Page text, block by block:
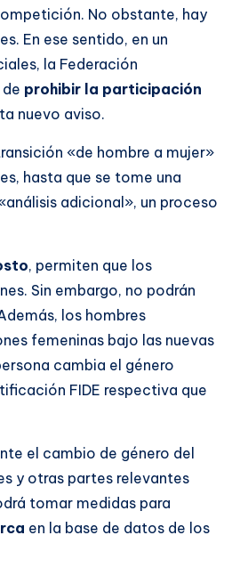
No obstante, hay
En ese sentido, en un
la Federación
prohibir la participación
nuevo aviso.
«de hombre a mujer»
hasta que se tome una
adicional», un proceso
, permiten que los
Sin embargo, no podrán
los hombres
femeninas bajo las nuevas
cambia el género
FIDE respectiva que
el cambio de género del
y otras partes relevantes
tomar medidas para
en la base de datos de los